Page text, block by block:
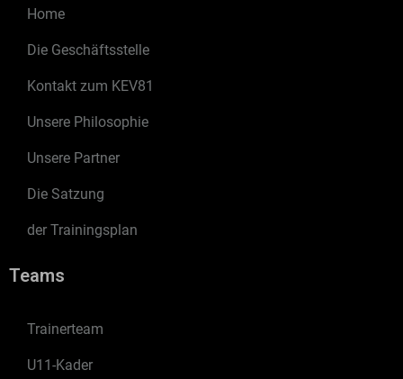
Home
Die Geschäftsstelle
Kontakt zum KEV81
Unsere Philosophie
Unsere Partner
Die Satzung
der Trainingsplan
Teams
Trainerteam
U11-Kader